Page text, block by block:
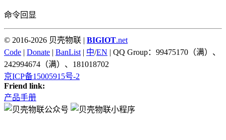
命令回显
© 2016-2026 贝壳物联 | BIGIOT.net
Code | Donate | BanList | 中/EN | QQ Group：99475170（满）、
242994674（满）、181018702
京ICP备15005915号-2
Friend link:
产品手册